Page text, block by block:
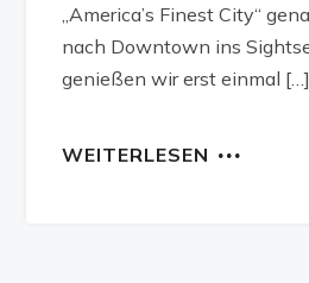
„America’s Finest City“
nach Downtown ins
genießen wir erst einmal […]
WEITERLESEN